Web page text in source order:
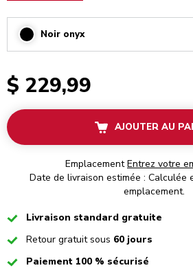
Noir onyx
$ 229,99
AJOUTER AU
Emplacement Entrez votre
Date de livraison estimée : Calculée
emplacement.
CheckedLivraison standard gratuite
CheckedRetour gratuit sous 60 jours
CheckedPaiement 100 % sécurisé